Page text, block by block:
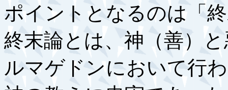
ポイントとなるのは「
終末論とは、神（善）
ルマゲドンにおいて行